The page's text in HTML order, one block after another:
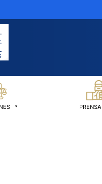
PRENSA